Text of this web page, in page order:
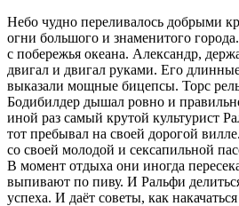
Небо чудно переливалось добрыми
огни большого и знаменитого
с побережья океана. Александр,
двигал и двигал руками. Его
выказали мощные бицепсы. Торс
Бодибилдер дышал ровно и
иной раз самый крутой культурист
тот пребывал на своей дорогой
со своей молодой и сексапильной
В момент отдыха они иногда
выпивают по пиву. И Ральфи
успеха. И даёт советы, как